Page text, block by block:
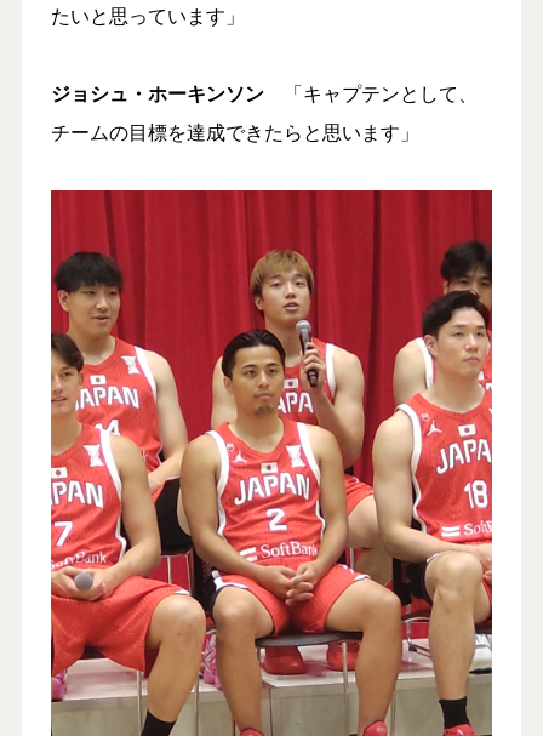
たいと思っています」
ジョシュ・ホーキンソン「キャプテンとして、
チームの目標を達成できたらと思います」